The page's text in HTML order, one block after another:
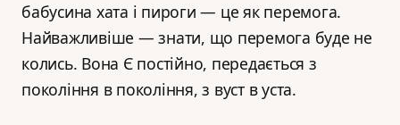
бабусина хата і пироги — це як перемога.
Найважливіше — знати, що перемога буде не
колись. Вона Є постійно, передається з
покоління в покоління, з вуст в уста.